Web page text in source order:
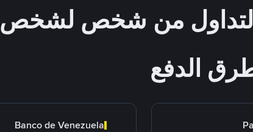
من شخص لشخص
الدفع
Banco de Venezuela